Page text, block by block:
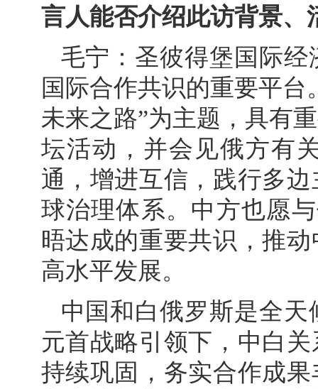
言人能否介绍此访背景、
毛宁：圣彼得堡国际
国际合作共识的重要平
未来之路”为主题，具有
坛活动，并会见俄方有
通，增进互信，践行多
球治理体系。中方也愿
晤达成的重要共识，推
高水平发展。
中国和白俄罗斯是全
元首战略引领下，中白
持续巩固，务实合作成